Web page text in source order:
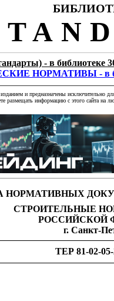
- в библиотеке
НОРМАТИВЫ - в
и предназначены исключительно
размещать информацию с этого сайта на
НОРМАТИВНЫХ
СТРОИТЕЛЬНЫЕ
РОССИЙСКОЙ
г. Санкт-
ТЕР 81-02-